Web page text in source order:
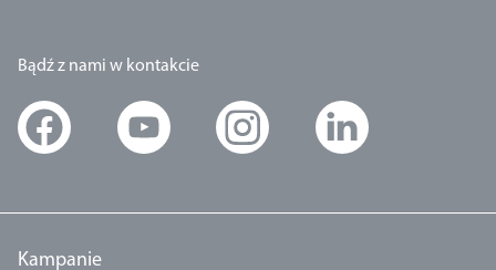
Bądź z nami w kontakcie
Kampanie